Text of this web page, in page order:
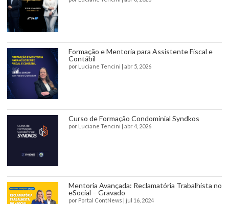
Formação e Mentoria para Assistente Fiscal e
Contábil
por Luciane Tencini | abr 5, 2026
Curso de Formação Condominial Syndkos
por Luciane Tencini | abr 4, 2026
Mentoria Avançada: Reclamatória Trabalhista no
eSocial – Gravado
por Portal ContNews | jul 16, 2024